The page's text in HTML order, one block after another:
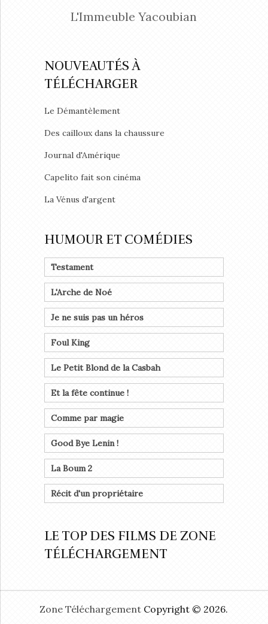
L'Immeuble Yacoubian
NOUVEAUTÉS À
TÉLÉCHARGER
Le Démantèlement
Des cailloux dans la chaussure
Journal d'Amérique
Capelito fait son cinéma
La Vénus d'argent
HUMOUR ET COMÉDIES
Testament
L'Arche de Noé
Je ne suis pas un héros
Foul King
Le Petit Blond de la Casbah
Et la fête continue !
Comme par magie
Good Bye Lenin !
La Boum 2
Récit d'un propriétaire
LE TOP DES FILMS DE ZONE
TÉLÉCHARGEMENT
Zone Téléchargement Copyright © 2026.